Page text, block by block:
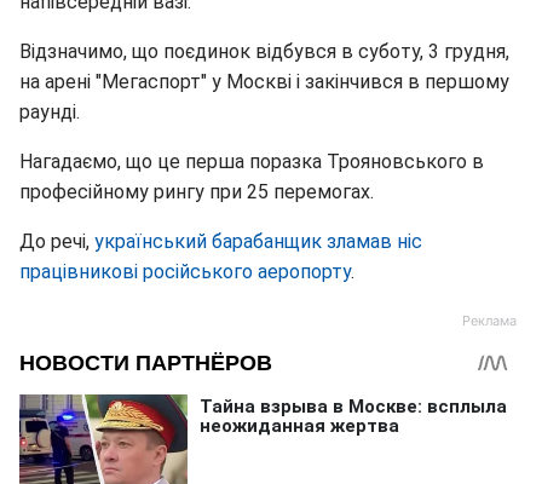
Відзначимо, що поєдинок відбувся в суботу, 3 грудня,
на арені "Мегаспорт" у Москві і закінчився в першому
раунді.
Нагадаємо, що це перша поразка Трояновського в
професійному рингу при 25 перемогах.
До речі, український барабанщик зламав ніс
працівникові російського аеропорту.